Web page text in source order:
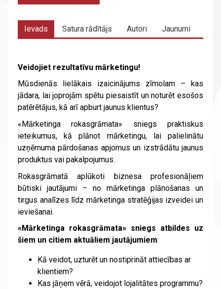
Ievads Satura rādītājs Autori Jaunumi
Veidojiet rezultatīvu mārketingu!
Mūsdienās lielākais izaicinājums zīmolam – kas
jādara, lai joprojām spētu piesaistīt un noturēt esošos
patērētājus, kā arī apburt jaunus klientus?
«Mārketinga rokasgrāmata» sniegs praktiskus
ieteikumus, kā plānot mārketingu, lai palielinātu
uzņēmuma pārdošanas apjomus un izstrādātu jaunus
produktus vai pakalpojumus.
Rokasgrāmatā aplūkoti biznesa profesionāļiem
būtiski jautājumi – no mārketinga plānošanas un
tirgus analīzes līdz mārketinga stratēģijas izveidei un
ieviešanai.
«Mārketinga rokasgrāmata» sniegs atbildes uz
šiem un citiem aktuāliem jautājumiem:
Kā veidot, uzturēt un nostiprināt attiecības ar
klientiem?
Kas jāņem vērā, veidojot lojalitātes programmu?